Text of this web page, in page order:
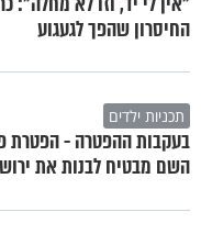
החיסרון שהפך לגעגוע
תכניות ילדים
בעקבות ההפטרה - הפטרת
השם מבטיח לבנות את